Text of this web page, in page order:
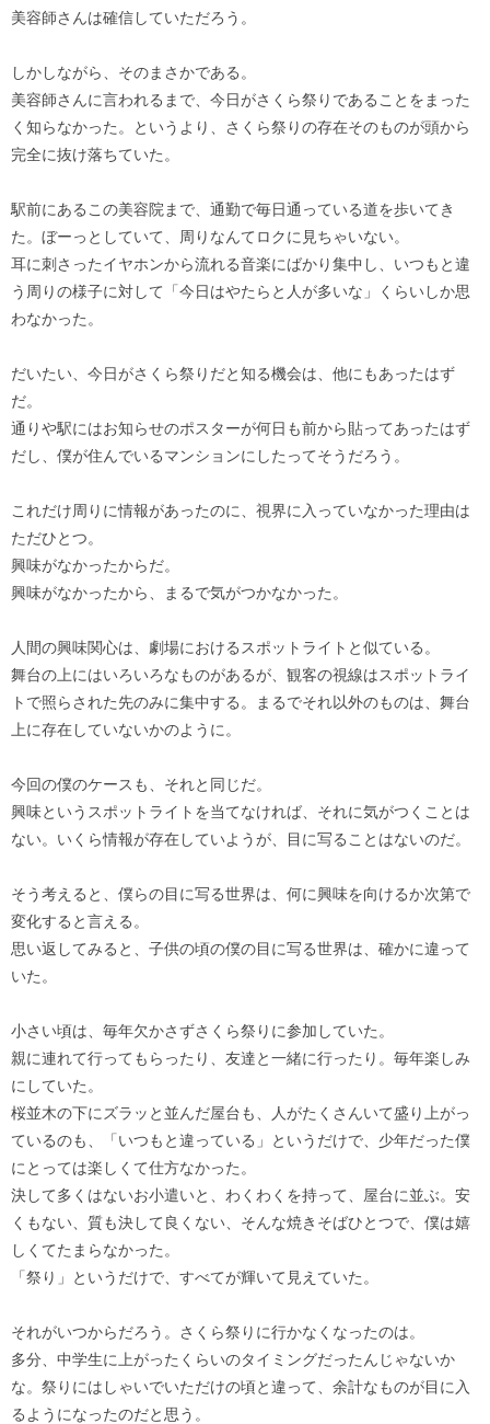
美容師さんは確信していただろう。
しかしながら、そのまさかである。
美容師さんに言われるまで、今日がさくら祭りであることをまった
く知らなかった。というより、さくら祭りの存在そのものが頭から
完全に抜け落ちていた。
駅前にあるこの美容院まで、通勤で毎日通っている道を歩いてき
た。ぼーっとしていて、周りなんてロクに見ちゃいない。
耳に刺さったイヤホンから流れる音楽にばかり集中し、いつもと違
う周りの様子に対して「今日はやたらと人が多いな」くらいしか思
わなかった。
だいたい、今日がさくら祭りだと知る機会は、他にもあったはず
だ。
通りや駅にはお知らせのポスターが何日も前から貼ってあったはず
だし、僕が住んでいるマンションにしたってそうだろう。
これだけ周りに情報があったのに、視界に入っていなかった理由は
ただひとつ。
興味がなかったからだ。
興味がなかったから、まるで気がつかなかった。
人間の興味関心は、劇場におけるスポットライトと似ている。
舞台の上にはいろいろなものがあるが、観客の視線はスポットライ
トで照らされた先のみに集中する。まるでそれ以外のものは、舞台
上に存在していないかのように。
今回の僕のケースも、それと同じだ。
興味というスポットライトを当てなければ、それに気がつくことは
ない。いくら情報が存在していようが、目に写ることはないのだ。
そう考えると、僕らの目に写る世界は、何に興味を向けるか次第で
変化すると言える。
思い返してみると、子供の頃の僕の目に写る世界は、確かに違って
いた。
小さい頃は、毎年欠かさずさくら祭りに参加していた。
親に連れて行ってもらったり、友達と一緒に行ったり。毎年楽しみ
にしていた。
桜並木の下にズラッと並んだ屋台も、人がたくさんいて盛り上がっ
ているのも、「いつもと違っている」というだけで、少年だった僕
にとっては楽しくて仕方なかった。
決して多くはないお小遣いと、わくわくを持って、屋台に並ぶ。安
くもない、質も決して良くない、そんな焼きそばひとつで、僕は嬉
しくてたまらなかった。
「祭り」というだけで、すべてが輝いて見えていた。
それがいつからだろう。さくら祭りに行かなくなったのは。
多分、中学生に上がったくらいのタイミングだったんじゃないか
な。祭りにはしゃいでいただけの頃と違って、余計なものが目に入
るようになったのだと思う。